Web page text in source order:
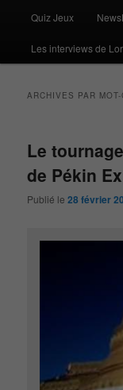
Quiz Jeux
Les interviews de
ARCHIVES PAR
Le
de Pékin
Publié le28 février